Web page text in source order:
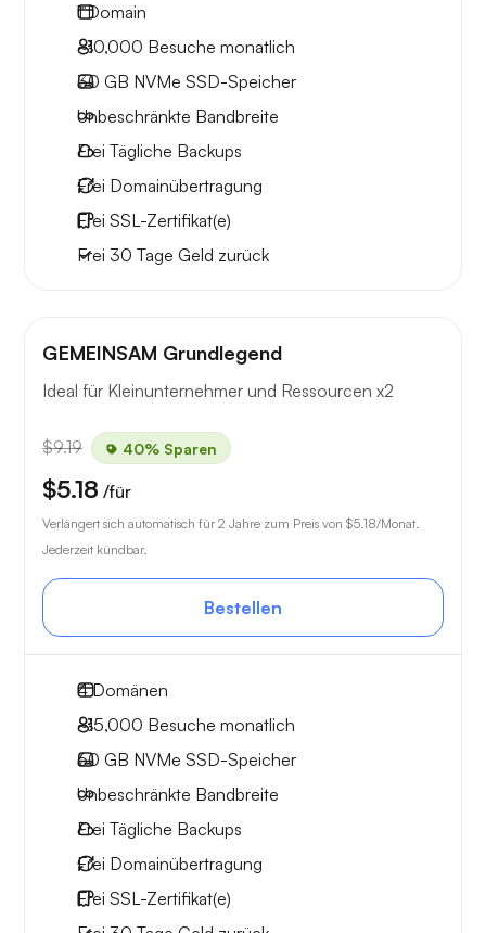
1Domain
~10,000 Besuche monatlich
30 GB NVMe SSD-Speicher
Unbeschränkte Bandbreite
Frei Tägliche Backups
Frei Domainübertragung
Frei SSL-Zertifikat(e)
Frei 30 Tage Geld zurück
GEMEINSAM Grundlegend
Ideal für Kleinunternehmer und Ressourcen x2
$9.19 40% Sparen
$5.18 /für
Verlängert sich automatisch für 2 Jahre zum Preis von $5.18/Monat.
Jederzeit kündbar.
Bestellen
4Domänen
~15,000 Besuche monatlich
60 GB NVMe SSD-Speicher
Unbeschränkte Bandbreite
Frei Tägliche Backups
Frei Domainübertragung
Frei SSL-Zertifikat(e)